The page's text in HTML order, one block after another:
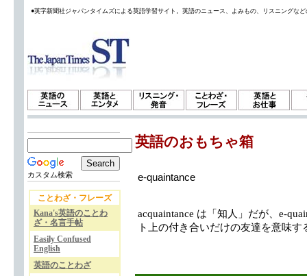
●英字新聞社ジャパンタイムズによる英語学習サイト。英語のニュース、よみもの、リスニングな
カスタム検索
ことわざ・フレーズ
Kana's英語のことわ
ざ・名言手帖
Easily Confused
English
英語のことわざ
英語のおもちゃ箱
e-quaintance
acquaintance は「知人」だが、e-
ト上の付き合いだけの友達を意味す